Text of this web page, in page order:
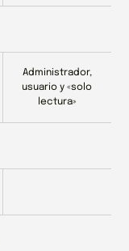
Administrador,
usuario y «solo
lectura»